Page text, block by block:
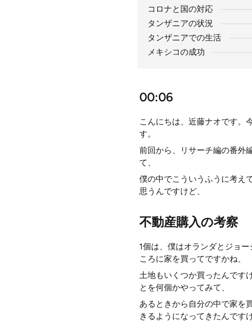
コロナと国の対応
タンザニアの状況
タンザニアでの生活
メキシコの成功
00:06
こんにちは、近藤ナオです。
す。
前回から、リサーチ編の番外
て、
僕の中でこういうふうに考え
思うんですけど、
不動産購入の考察
1個は、僕はオランダとジョ
ころに家を買ってですかね、
土地もいくつか買ったんです
とを何個かやってみて、
あるときから自分の中で家を
きるようになってきたんですけ